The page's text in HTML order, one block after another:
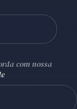
com nossa